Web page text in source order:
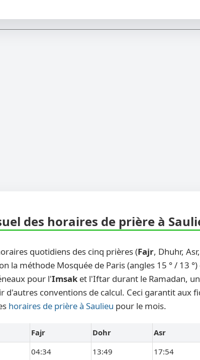
des horaires de prière à
quotidiens des cinq prières (Fajr, Dhuhr,
la méthode Mosquée de Paris (angles 15 ° / 13
pour l'Imsak et l'Iftar durant le Ramadan,
d'autres conventions de calcul. Ceci garantit aux
horaires de prière à Saulieu pour le mois.
Fajr Dohr Asr
04:34 13:49 17:54